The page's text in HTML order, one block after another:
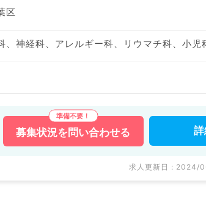
区
募集状況を 問い合わせる
求人更新日 : 2024/